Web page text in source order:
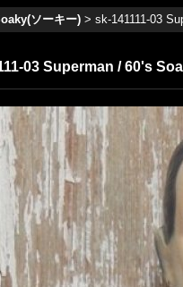
ソーキー) > sk-141111-03
03 Superman / 60's